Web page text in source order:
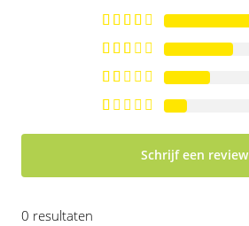
Schrijf een review
0 resultaten